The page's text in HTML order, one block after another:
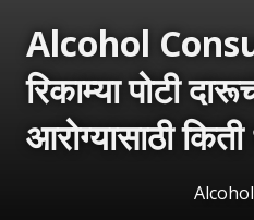
Alcohol
रिकाम्या पोटी
आरोग्यासाठी